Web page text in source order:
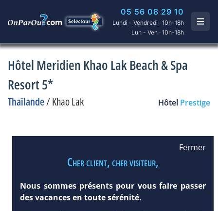
05 56 08 29 10
Lundi - Vendredi · 10h-18h
Lun - Ven · 10h-18h
Hôtel Meridien Khao Lak Beach & Spa
Resort 5*
Thaïlande/Khao Lak Hôtel Prestige
Fermer
Cher client, cher visiteur,
Nous sommes présents pour vous faire passer
des vacances en toute sérénité.